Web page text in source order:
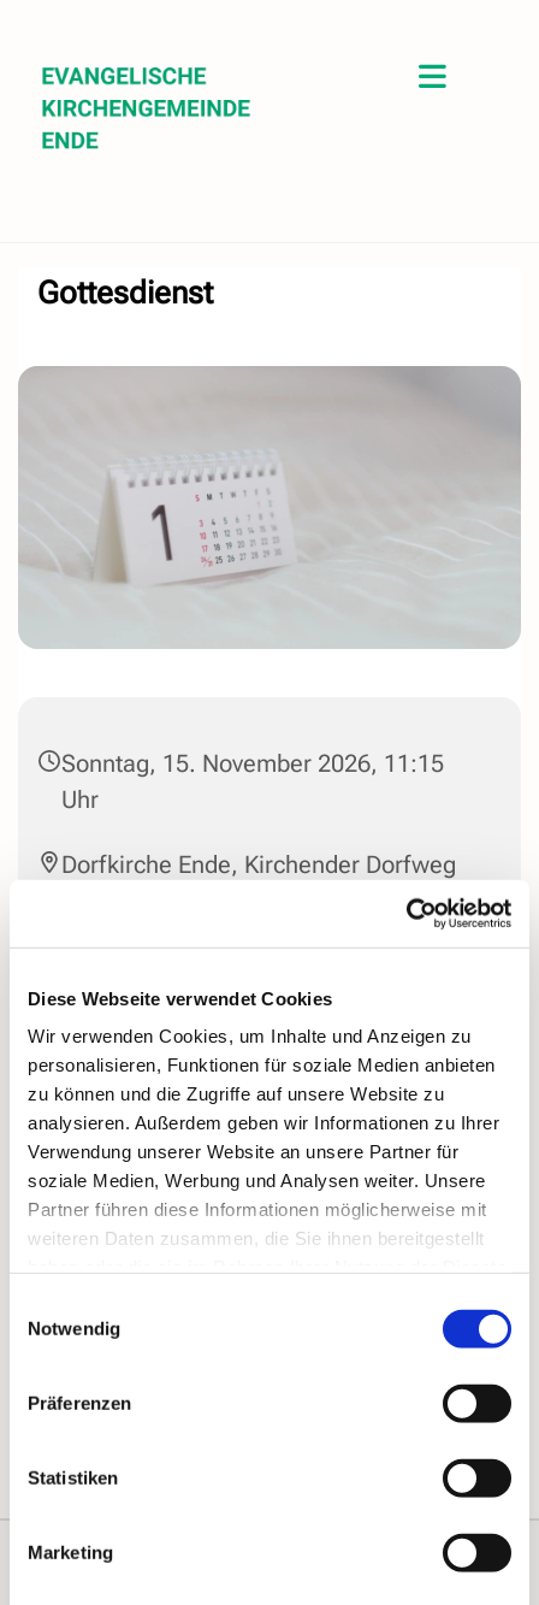
Diese Webseite verwendet Cookies
Wir verwenden Cookies, um Inhalte und Anzeigen zu
personalisieren, Funktionen für soziale Medien anbieten
zu können und die Zugriffe auf unsere Website zu
analysieren. Außerdem geben wir Informationen zu Ihrer
Verwendung unserer Website an unsere Partner für
soziale Medien, Werbung und Analysen weiter. Unsere
Partner führen diese Informationen möglicherweise mit
weiteren Daten zusammen, die Sie ihnen bereitgestellt
Notwendig
Präferenzen
Statistiken
Marketing
Gottesdienst
Sonntag, 15. November 2026, 11:15
Uhr
Dorfkirche Ende, Kirchender Dorfweg
Kontakte